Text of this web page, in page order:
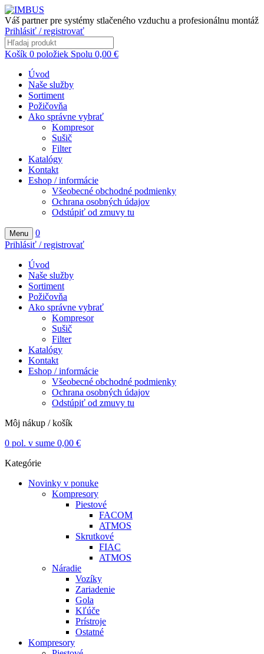
Váš partner pre systémy stlačeného vzduchu a profesionálnu montáž
Prihlásiť / registrovať
Košík 0 položiek Spolu 0,00 €
Úvod
Naše služby
Sortiment
Požičovňa
Ako správne vybrať
Kompresor
Sušič
Filter
Katalógy
Kontakt
Eshop / informácie
Všeobecné obchodné podmienky
Ochrana osobných údajov
Odstúpiť od zmuvy tu
Menu
0
Prihlásiť / registrovať
Úvod
Naše služby
Sortiment
Požičovňa
Ako správne vybrať
Kompresor
Sušič
Filter
Katalógy
Kontakt
Eshop / informácie
Všeobecné obchodné podmienky
Ochrana osobných údajov
Odstúpiť od zmuvy tu
Môj nákup / košík
0 pol. v sume 0,00 €
Kategórie
Novinky v ponuke
Kompresory
Piestové
FACOM
ATMOS
Skrutkové
FIAC
ATMOS
Náradie
Vozíky
Zariadenie
Gola
Kľúče
Prístroje
Ostatné
Kompresory